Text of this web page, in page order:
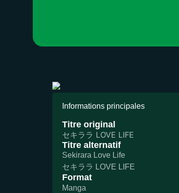
Informations principales
Titre original
セキララ LOVE LIFE
Titre alternatif
Sekirara Love Life
セキララ LOVE LIFE
Format
Manga